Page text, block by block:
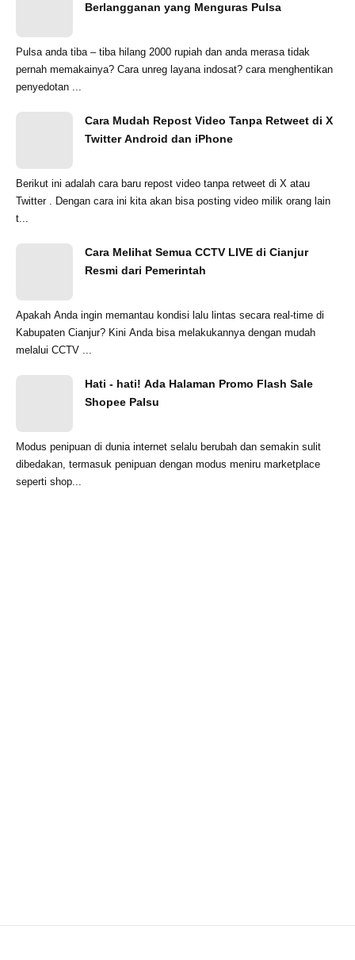
Berlangganan yang Menguras Pulsa
Pulsa anda tiba – tiba hilang 2000 rupiah dan anda merasa tidak
pernah memakainya? Cara unreg layana indosat? cara menghentikan
penyedotan ...
Cara Mudah Repost Video Tanpa Retweet di X
Twitter Android dan iPhone
Berikut ini adalah cara baru repost video tanpa retweet di X atau
Twitter . Dengan cara ini kita akan bisa posting video milik orang lain
t...
Cara Melihat Semua CCTV LIVE di Cianjur
Resmi dari Pemerintah
Apakah Anda ingin memantau kondisi lalu lintas secara real-time di
Kabupaten Cianjur? Kini Anda bisa melakukannya dengan mudah
melalui CCTV ...
Hati - hati! Ada Halaman Promo Flash Sale
Shopee Palsu
Modus penipuan di dunia internet selalu berubah dan semakin sulit
dibedakan, termasuk penipuan dengan modus meniru marketplace
seperti shop...